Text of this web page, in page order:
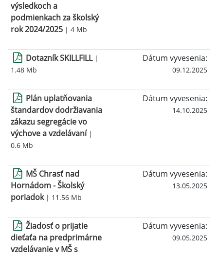
výsledkoch a
podmienkach za školský
rok 2024/2025 | 4 Mb
Dotazník SKILLFILL|
1.48 Mb
Dátum vyvesenia:
09.12.2025
Plán uplatňovania
štandardov dodržiavania
zákazu segregácie vo
výchove a vzdelávaní|
0.6 Mb
Dátum vyvesenia:
14.10.2025
MŠ Chrasť nad
Hornádom - Školský
poriadok| 11.56 Mb
Dátum vyvesenia:
13.05.2025
Žiadosť o prijatie
dieťaťa na predprimárne
vzdelávanie v MŠ s
Dátum vyvesenia:
09.05.2025